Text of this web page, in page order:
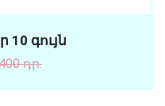
10 գույն
դր.